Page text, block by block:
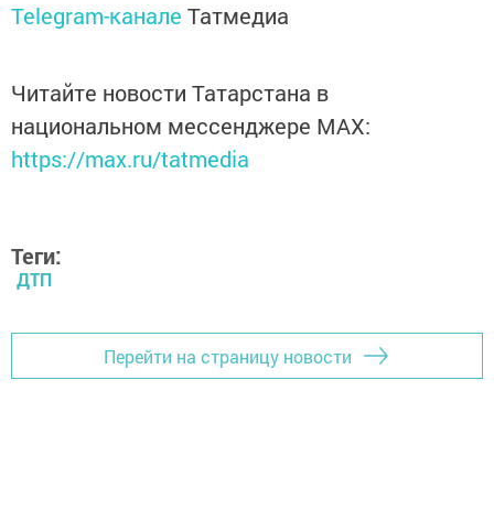
Telegram-канале Татмедиа
Читайте новости Татарстана в
национальном мессенджере MАХ:
https://max.ru/tatmedia
Теги:
ДТП
Перейти на страницу новости